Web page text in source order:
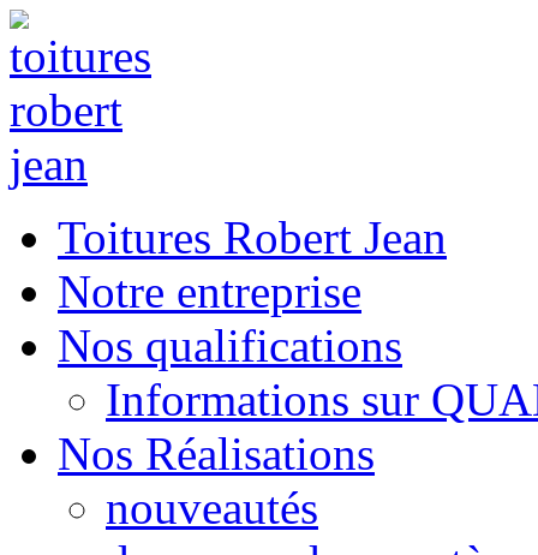
Toitures Robert Jean
Notre entreprise
Nos qualifications
Informations sur
Nos Réalisations
nouveautés